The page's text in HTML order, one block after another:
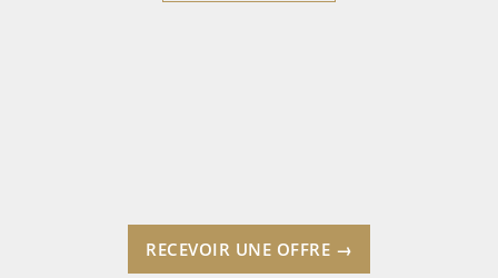
RECEVOIR UNE OFFRE →